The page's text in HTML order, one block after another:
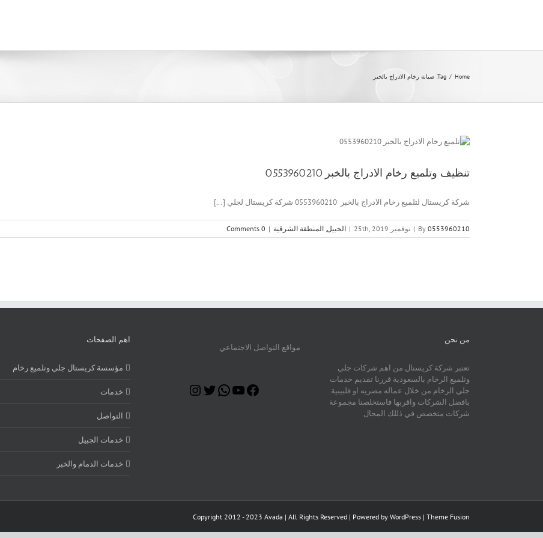
Home
/
Tag: صيانة رخام الادراج بالخبر
تنظيف وتلميع رخام الادراج بالخبر 0553960210
شركة كريستال لتلميع رخام الادراج بالخبر 0553960210 شركة كريستال لجلي [...]
By 0553960210
| نوفمبر 25th, 2019 | الجبيل المنطقة الشرقية |
0 Comments
من نحن
تعتبر شركة كريستال من اهم شركات جلي
وتلميع الرخام بالسعودية قررنا تقديم خدمات
جلي الرخام من خلال عماله مصريه او فلبينية
بافضل الشركات واقربها فاستخلصنا مجموعة
شركات متخصص في ذللك المجال
مواقع التواصل الاجتماعي
Facebook
YouTube
WhatsApp
Twitter
اهم الصفحات
مؤسسة كريستال جلي وتلميع رخام
خدمات
التواصل
خدمات الجبيل
خدمات الدمام والخبر
Copyright 2012 - 2023 Avada | All Rights Reserved | Powered by WordPress | Theme Fusion